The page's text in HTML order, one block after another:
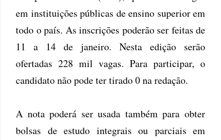
em instituições públicas de ensino superior em
todo o país. As inscrições poderão ser feitas de
11 a 14 de janeiro. Nesta edição serão
ofertadas 228 mil vagas. Para participar, o
candidato não pode ter tirado 0 na redação.
A nota poderá ser usada também para obter
bolsas de estudo integrais ou parciais em